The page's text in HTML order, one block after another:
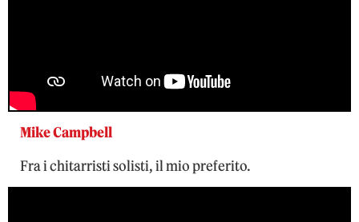
Mike Campbell
Fra i chitarristi solisti, il mio preferito.